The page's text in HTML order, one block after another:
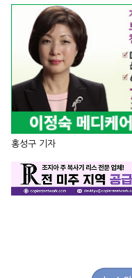
홍성구 기자